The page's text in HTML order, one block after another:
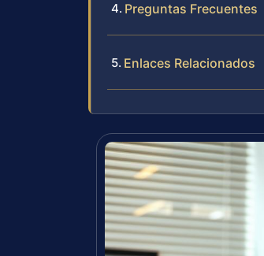
Preguntas Frecuentes
Enlaces Relacionados